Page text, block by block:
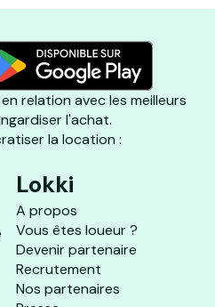
relation avec les meilleurs
l'achat.
la location :
Lokki
A propos
Vous êtes loueur ?
Devenir partenaire
Recrutement
Nos partenaires